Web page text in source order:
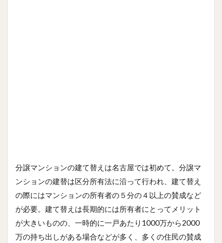
分譲マンションの建て替えは名古屋では初めて。分譲マ
ンションの建替は区分所有法に沿って行われ、建て替え
の際にはマンションの所有者の５分の４以上の賛成など
が必要。建て替えは長期的には所有者にとってメリット
が大きいものの、一時的に一戸あたり1000万から2000
万の持ち出しがある場合などが多く、多くの住民の賛成